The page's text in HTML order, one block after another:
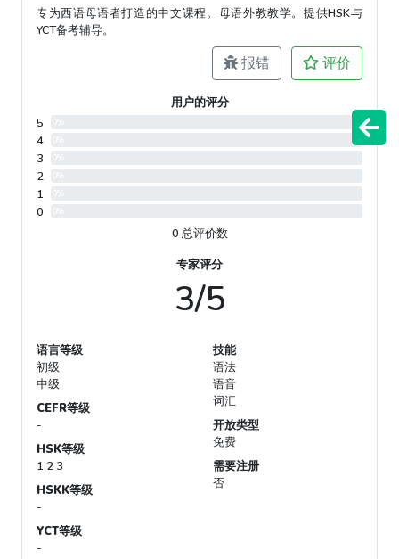
专为西语母语者打造的中文课程。母语外教教学。提供HSK与
YCT备考辅导。
报错 评价
用户的评分
5
4
3
2
1
0
0 总评价数
专家评分
3/5
语言等级
初级
中级
CEFR等级
-
HSK等级
1 2 3
HSKK等级
-
YCT等级
-
技能
语法
语音
词汇
开放类型
免费
需要注册
否